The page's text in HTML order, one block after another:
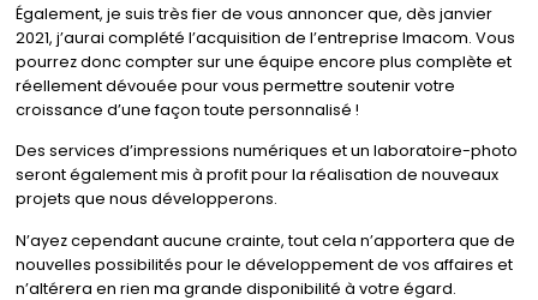
Également, je suis très fier de vous annoncer que, dès janvier
2021, j’aurai complété l’acquisition de l’entreprise Imacom. Vous
pourrez donc compter sur une équipe encore plus complète et
réellement dévouée pour vous permettre soutenir votre
croissance d’une façon toute personnalisé !
Des services d’impressions numériques et un laboratoire-photo
seront également mis à profit pour la réalisation de nouveaux
projets que nous développerons.
N’ayez cependant aucune crainte, tout cela n’apportera que de
nouvelles possibilités pour le développement de vos affaires et
n’altérera en rien ma grande disponibilité à votre égard.